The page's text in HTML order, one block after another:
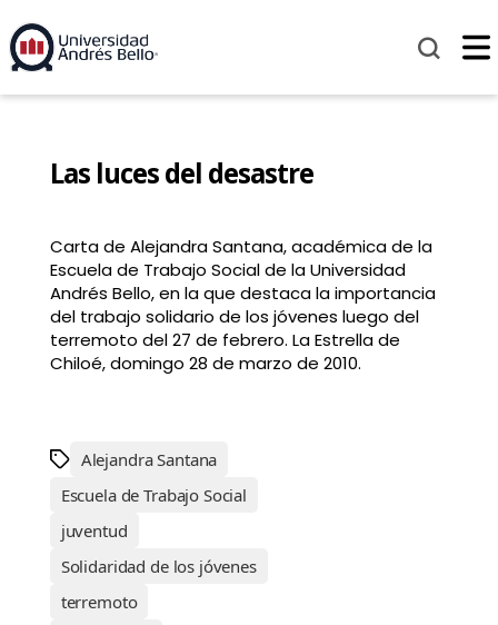
Las luces del desastre
Carta de Alejandra Santana, académica de la
Escuela de Trabajo Social de la Universidad
Andrés Bello, en la que destaca la importancia
del trabajo solidario de los jóvenes luego del
terremoto del 27 de febrero. La Estrella de
Chiloé, domingo 28 de marzo de 2010.
Alejandra Santana
Escuela de Trabajo Social
juventud
Solidaridad de los jóvenes
terremoto